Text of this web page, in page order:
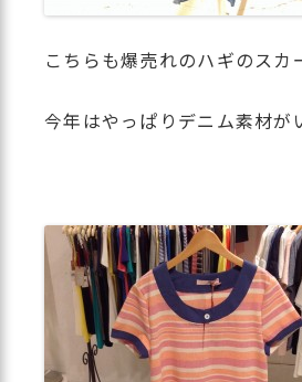
こちらも爆売れのハギのスカ
今年はやっぱりデニム素材が